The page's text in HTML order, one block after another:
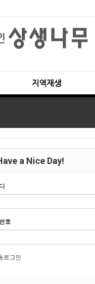
지역재생
a Nice Day!
호
로그인